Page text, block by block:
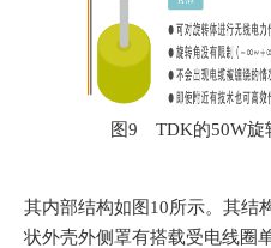
图9 TDK的50W旋
其内部结构如图10所示。其结
状外壳外侧罩有搭载受电线圈